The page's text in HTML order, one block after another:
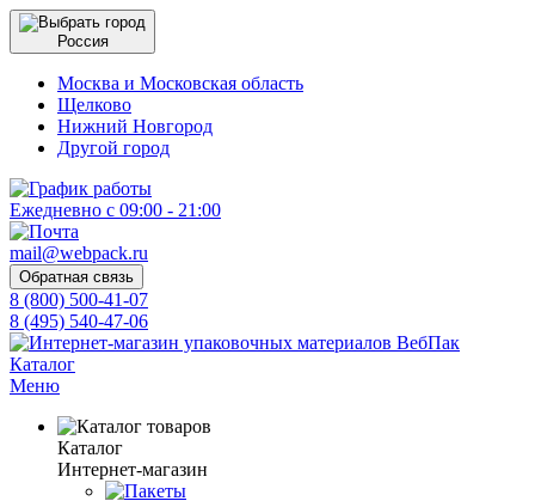
Россия
Москва и Московская область
Щелково
Нижний Новгород
Другой город
Ежедневно с 09:00 - 21:00
mail@webpack.ru
Обратная связь
8 (800) 500-41-07
8 (495) 540-47-06
Каталог
Меню
Каталог
Интернет-магазин